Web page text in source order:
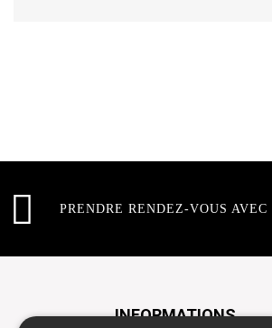
PRENDRE RENDEZ-VOUS
INFORMATIONS